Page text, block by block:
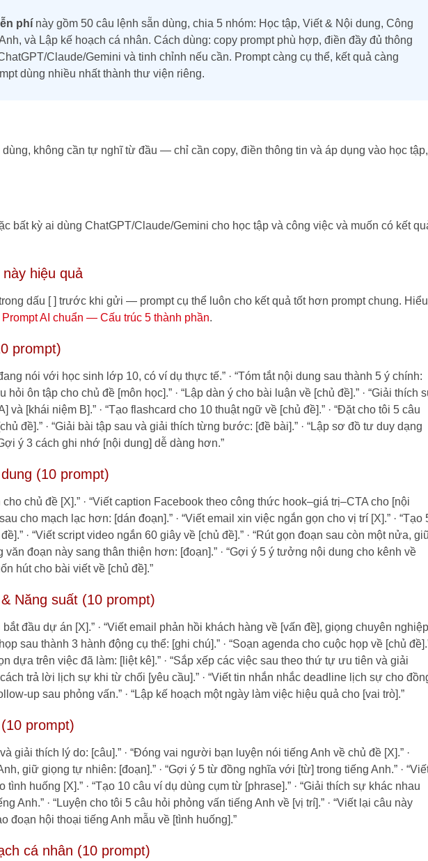
phí này gồm 50 câu lệnh sẵn dùng, chia 5 nhóm: Học tập, Viết & Nội dung, Công
và Lập kế hoạch cá nhân. Cách dùng: copy prompt phù hợp, điền đầy đủ thông
Claude/Gemini và tinh chỉnh nếu cần. Prompt càng cụ thể, kết quả càng
dùng nhiều nhất thành thư viện riêng.
dùng, không cần tự nghĩ từ đầu — chỉ cần copy, điền thông tin và áp dụng vào học tập,
bất kỳ ai dùng ChatGPT/Claude/Gemini cho học tập và công việc và muốn có kết
hiệu quả
dấu [ ] trước khi gửi — prompt cụ thể luôn cho kết quả tốt hơn prompt chung. Hiểu
AI chuẩn — Cấu trúc 5 thành phần.
prompt)
nói với học sinh lớp 10, có ví dụ thực tế.” · “Tóm tắt nội dung sau thành 5 ý chính:
hỏi ôn tập cho chủ đề [môn học].” · “Lập dàn ý cho bài luận về [chủ đề].” · “Giải thích
và [khái niệm B].” · “Tạo flashcard cho 10 thuật ngữ về [chủ đề].” · “Đặt cho tôi 5 câu
đề].” · “Giải bài tập sau và giải thích từng bước: [đề bài].” · “Lập sơ đồ tư duy dạng
ý 3 cách ghi nhớ [nội dung] dễ dàng hơn.”
(10 prompt)
chủ đề [X].” · “Viết caption Facebook theo công thức hook–giá trị–CTA cho [nội
cho mạch lạc hơn: [dán đoạn].” · “Viết email xin việc ngắn gọn cho vị trí [X].” · “Tạo
· “Viết script video ngắn 60 giây về [chủ đề].” · “Rút gọn đoạn sau còn một nửa,
văn đoạn này sang thân thiện hơn: [đoạn].” · “Gợi ý 5 ý tưởng nội dung cho kênh về
hút cho bài viết về [chủ đề].”
Năng suất (10 prompt)
đầu dự án [X].” · “Viết email phản hồi khách hàng về [vấn đề], giọng chuyên nghiệp
sau thành 3 hành động cụ thể: [ghi chú].” · “Soạn agenda cho cuộc họp về [chủ
dựa trên việc đã làm: [liệt kê].” · “Sắp xếp các việc sau theo thứ tự ưu tiên và giải
cách trả lời lịch sự khi từ chối [yêu cầu].” · “Viết tin nhắn nhắc deadline lịch sự cho
up sau phỏng vấn.” · “Lập kế hoạch một ngày làm việc hiệu quả cho [vai trò].”
prompt)
giải thích lý do: [câu].” · “Đóng vai người bạn luyện nói tiếng Anh về chủ đề [X].” ·
giữ giọng tự nhiên: [đoạn].” · “Gợi ý 5 từ đồng nghĩa với [từ] trong tiếng Anh.” ·
huống [X].” · “Tạo 10 câu ví dụ dùng cụm từ [phrase].” · “Giải thích sự khác nhau
Anh.” · “Luyện cho tôi 5 câu hỏi phỏng vấn tiếng Anh về [vị trí].” · “Viết lại câu này
đoạn hội thoại tiếng Anh mẫu về [tình huống].”
cá nhân (10 prompt)